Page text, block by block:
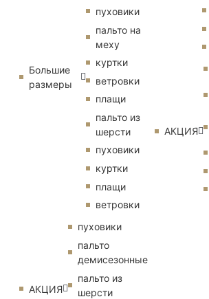
Большие
размеры
пуховики
пальто на
меху
куртки
ветровки
плащи
пальто из
шерсти
пуховики
куртки
плащи
ветровки
АКЦИЯ
пуховики
пальто
демисезонные
пальто из
шерсти
АКЦИЯ